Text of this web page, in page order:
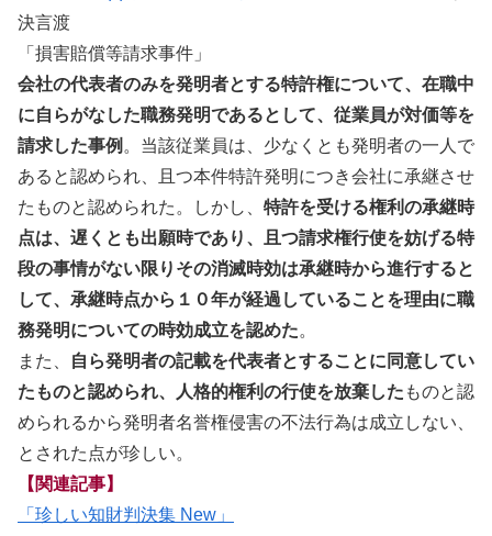
決言渡
「損害賠償等請求事件」
会社の代表者のみを発明者とする特許権について、在職中
に自らがなした職務発明であるとして、従業員が対価等を
請求した事例 。当該従業員は、少なくとも発明者の一人で
あると認められ、且つ本件特許発明につき会社に承継させ
たものと認められた。しかし、 特許を受ける権利の承継時
点は、遅くとも出願時であり、且つ請求権行使を妨げる特
段の事情がない限りその消滅時効は承継時から進行すると
して、承継時点から１０年が経過していることを理由に職
務発明についての時効成立を認めた。
また、
自ら発明者の記載を代表者とすることに同意してい
たものと認められ、人格的権利の行使を放棄した ものと認
められるから発明者名誉権侵害の不法行為は成立しない、
とされた点が珍しい。
【関連記事】
「珍しい知財判決集 New」